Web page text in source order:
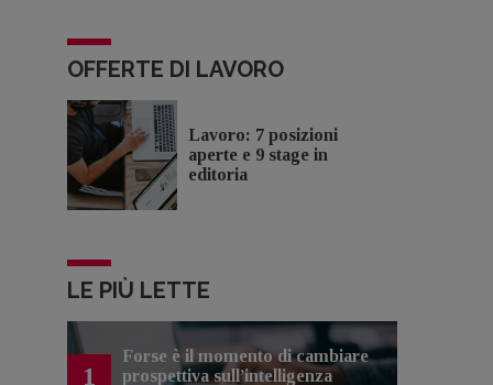
OFFERTE DI LAVORO
Lavoro: 7 posizioni
aperte e 9 stage in
editoria
LE PIÙ LETTE
1
Forse è il momento di cambiare
prospettiva sull’intelligenza